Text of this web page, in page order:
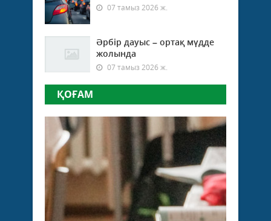
07 тамыз 2026 ж.
Әрбір дауыс – ортақ мүдде
жолында
07 тамыз 2026 ж.
ҚОҒАМ